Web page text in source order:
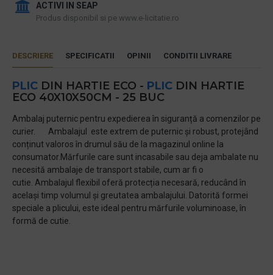
ACTIVI IN SEAP
Produs disponibil si pe www.e-licitatie.ro
DESCRIERE SPECIFICATII OPINII CONDITII LIVRARE
PLIC DIN HARTIE ECO - PLIC DIN HARTIE
ECO 40X10X50CM - 25 BUC
Ambalaj puternic pentru expedierea în siguranță a comenzilor pe
curier. Ambalajul este extrem de puternic și robust, protejând
conținut valoros în drumul său de la magazinul online la
consumator.Mărfurile care sunt incasabile sau deja ambalate nu
necesită ambalaje de transport stabile, cum ar fi o
cutie. Ambalajul flexibil oferă protecția necesară, reducând în
același timp volumul și greutatea ambalajului. Datorită formei
speciale a plicului, este ideal pentru mărfurile voluminoase, în
formă de cutie.